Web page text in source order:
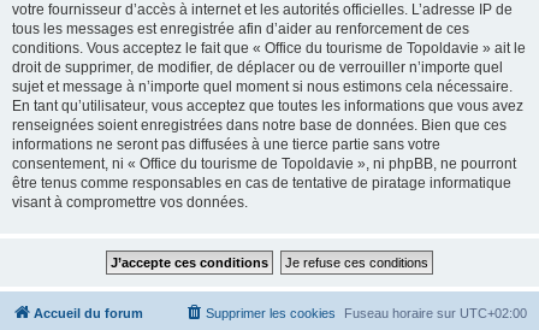
votre fournisseur d’accès à internet et les autorités officielles. L’adresse IP de
tous les messages est enregistrée afin d’aider au renforcement de ces
conditions. Vous acceptez le fait que « Office du tourisme de Topoldavie » ait le
droit de supprimer, de modifier, de déplacer ou de verrouiller n’importe quel
sujet et message à n’importe quel moment si nous estimons cela nécessaire.
En tant qu’utilisateur, vous acceptez que toutes les informations que vous avez
renseignées soient enregistrées dans notre base de données. Bien que ces
informations ne seront pas diffusées à une tierce partie sans votre
consentement, ni « Office du tourisme de Topoldavie », ni phpBB, ne pourront
être tenus comme responsables en cas de tentative de piratage informatique
visant à compromettre vos données.
Accueil du forum Fuseau horaire sur UTC+02:00
Supprimer les cookies